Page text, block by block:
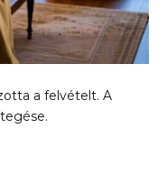
a felvételt. A